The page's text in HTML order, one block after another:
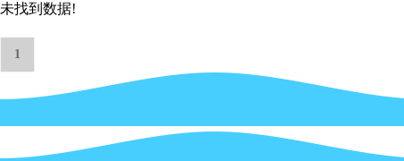
未找到数据!
1